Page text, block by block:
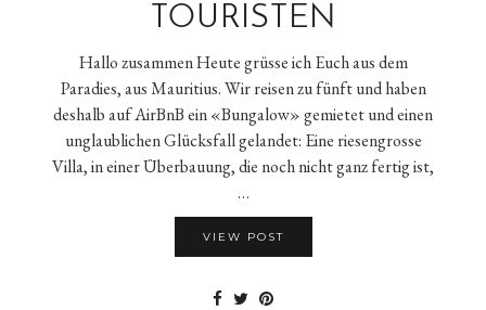
TOURISTEN
Hallo zusammen Heute grüsse ich Euch aus dem
Paradies, aus Mauritius. Wir reisen zu fünft und haben
deshalb auf AirBnB ein «Bungalow» gemietet und einen
unglaublichen Glücksfall gelandet: Eine riesengrosse
Villa, in einer Überbauung, die noch nicht ganz fertig ist,
…
VIEW POST